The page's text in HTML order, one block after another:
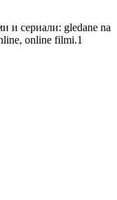
и сериали: gledane na
online filmi.1